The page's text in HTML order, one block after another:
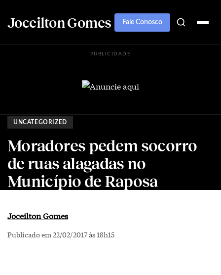
Joceilton Gomes Fale Conosco
PUBLICIDADE
UNCATEGORIZED
Moradores pedem socorro
de ruas alagadas no
Município de Raposa
Joceilton Gomes
Publicado em 22/02/2017 às 18h15